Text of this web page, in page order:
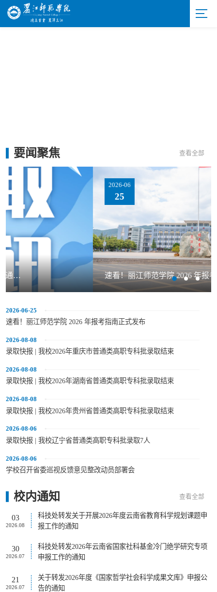
要闻聚焦 查看全部
速看！丽江师范学院 2026 年报考指南正式发布
2026-06
25
2026-06-25
速看！丽江师范学院 2026 年报考指南正式发布
2026-08-08
录取快报 | 我校2026年重庆市普通类高职专科批录取结束
2026-08-08
录取快报 | 我校2026年湖南省普通类高职专科批录取结束
2026-08-08
录取快报 | 我校2026年贵州省普通类高职专科批录取结束
2026-08-06
录取快报 | 我校辽宁省普通类高职专科批录取7人
2026-08-06
学校召开省委巡视反馈意见整改动员部署会
校内通知 查看全部
03
2026.08
科技处转发关于开展2026年度云南省教育科学规划课题申
报工作的通知
30
2026.07
科技处转发2026年云南省国家社科基金冷门绝学研究专项
申报工作的通知
21
2026.07
关于转发2026年度《国家哲学社会科学成果文库》申报公
告的通知